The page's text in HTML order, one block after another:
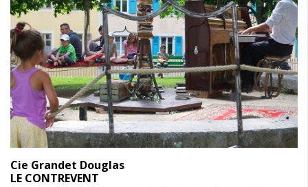
Cie Grandet Douglas
LE CONTREVENT